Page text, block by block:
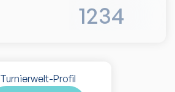
1234
Turnierwelt-Profil